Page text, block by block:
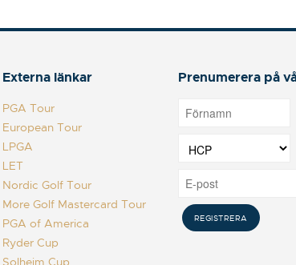
Externa länkar
PGA Tour
European Tour
LPGA
LET
Nordic Golf Tour
More Golf Mastercard Tour
PGA of America
Ryder Cup
Solheim Cup
Prenumerera på